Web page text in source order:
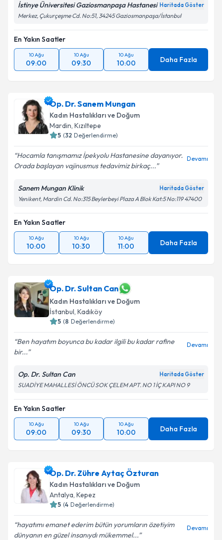
kapsamda işlenmesini kabul ediyorum.
İstinye Üniversitesi Gaziosmanpaşa Hastanesi Haritada Göster
Merkez, Çukurçeşme Cd. No:51, 34245 Gaziosmanpaşa/İstanbul
En Yakın Saatler
10 Ağu
09:00
10 Ağu
09:30
10 Ağu
10:00 Daha Fazla
Op. Dr. Sanem Mungan
Kadın Hastalıkları ve Doğum
Mardin, Kızıltepe
5 (32 Değerlendirme)
Hocamla tanışmamız İpekyolu Hastanesine dayanıyor.
Orada başlayan vajinusmus tedavimiz birkaç...
Devamı
Sanem Mungan Klinik Haritada Göster
Yenikent, Mardin Cd. No:315 Beylerbeyi Plaza A Blok Kat:5 No:119 47400
En Yakın Saatler
10 Ağu
10:00
10 Ağu
10:30
10 Ağu
11:00 Daha Fazla
Op. Dr. Sultan Can
Kadın Hastalıkları ve Doğum
İstanbul, Kadıköy
5 (8 Değerlendirme)
Ben hayatım boyunca bu kadar ilgili bu kadar rafine
bir...
Devamı
Op. Dr. Sultan Can Haritada Göster
SUADİYE MAHALLESİ ÖNCÜ SOK ÇELEM APT. NO 1 İÇ KAPI NO 9
En Yakın Saatler
10 Ağu
09:00
10 Ağu
09:30
10 Ağu
10:00 Daha Fazla
Op. Dr. Zühre Aytaç Özturan
Kadın Hastalıkları ve Doğum
Antalya, Kepez
5 (4 Değerlendirme)
hayatımı emanet ederim bütün yorumların özetiyim
dünyanın en güzel insanıydı mükemmel...
Devamı